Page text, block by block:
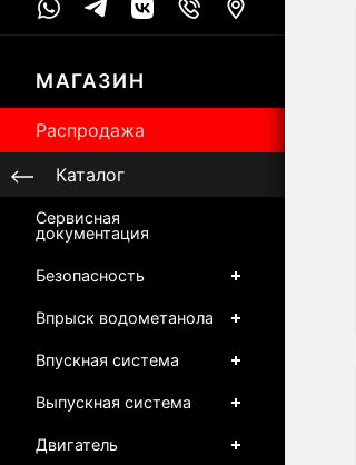
МАГАЗИН
Распродажа
Каталог
Сервисная
документация
Безопасность
Впрыск водометанола
Впускная система
Выпускная система
Двигатель